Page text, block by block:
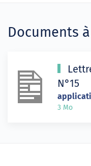
Documents
N°15
3 Mo